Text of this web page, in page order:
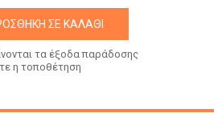
ΣΕ ΚΑΛΆΘΙ
τα έξοδα παράδοσης
η τοποθέτηση